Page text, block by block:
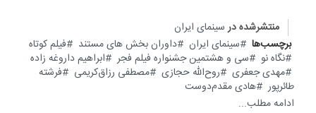
منتشرشده در سینمای ایران
برچسب‌ها
سینمای ایران داوران بخش های مستند
فیلم کوتاه
نگاه نو
سی و هشتمین جشنواره فیلم فجر
ابراهیم داروغه زاده
مهدی جعفری
روح‌الله حجازی مصطفی رزاق‌کریمی
فرشته
طائرپور
هادی مقدم‌دوست
ادامه مطلب...